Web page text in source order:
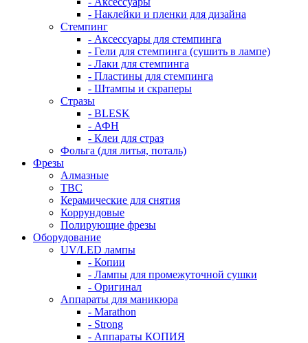
- Наклейки и пленки для дизайна
Стемпинг
- Аксессуары для стемпинга
- Гели для стемпинга (сушить в лампе)
- Лаки для стемпинга
- Пластины для стемпинга
- Штампы и скраперы
Стразы
- BLESK
- АФН
- Клеи для страз
Фольга (для литья, поталь)
Фрезы
Алмазные
ТВС
Керамические для снятия
Коррундовые
Полирующие фрезы
Оборудование
UV/LED лампы
- Копии
- Лампы для промежуточной сушки
- Оригинал
Аппараты для маникюра
- Marathon
- Strong
- Аппараты КОПИЯ